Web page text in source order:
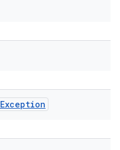
Exception